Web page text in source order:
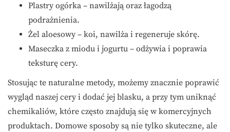
Plastry ogórka – nawilżają oraz łagodzą
podrażnienia.
Żel aloesowy – koi, nawilża i regeneruje skórę.
Maseczka z miodu i jogurtu – odżywia i poprawia
teksturę cery.
Stosując te naturalne metody, możemy znacznie poprawić
wygląd naszej cery i dodać jej blasku, a przy tym uniknąć
chemikaliów, które często znajdują się w komercyjnych
produktach. Domowe sposoby są nie tylko skuteczne, ale